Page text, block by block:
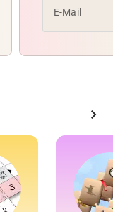
E-Mail
chevron_right